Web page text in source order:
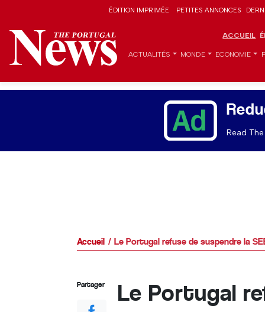
ÉDITION IMPRIMÉE PETITES ANNONCES
ACCUEIL
ACTUALITÉS MONDE ECONOMIE
Read
Accueil Le Portugal refuse de suspendre la
Le Portugal
Partager